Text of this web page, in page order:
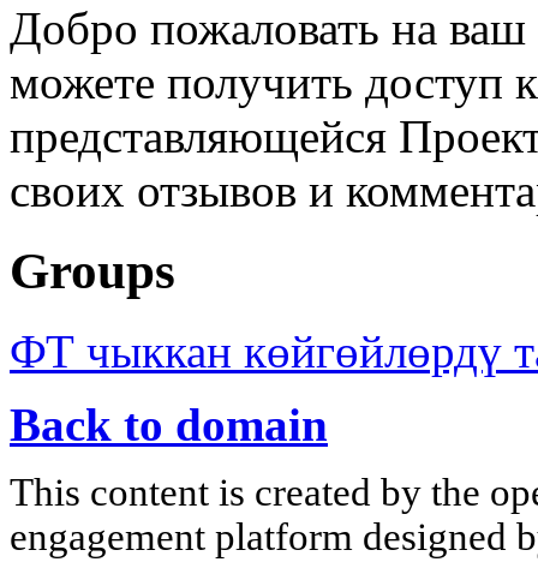
Добро пожаловать на
можете получить доступ
представляющейся
своих отзывов и
Groups
ФТ чыккан көйгөйлөрдү
Back to domain
This content is created by the
engagement platform designed